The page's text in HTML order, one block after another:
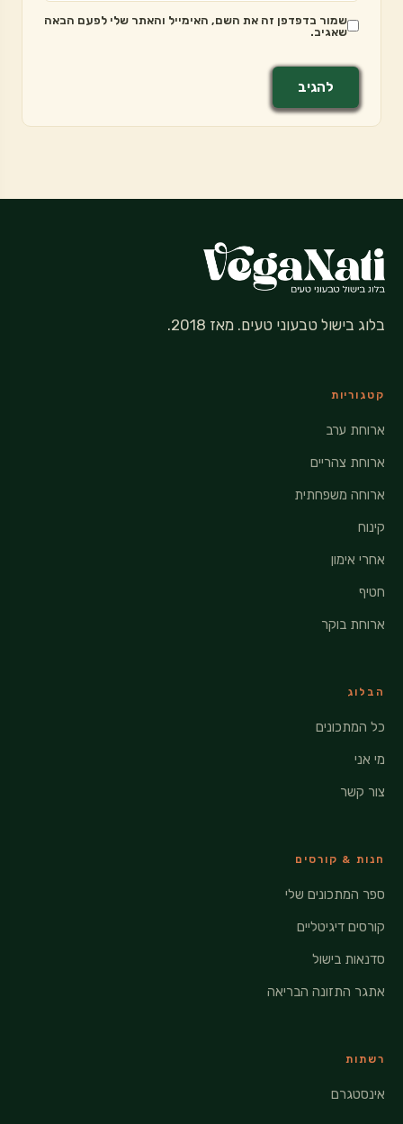
שמור בדפדפן זה את השם, האימייל והאתר שלי לפעם הבאה
שאגיב.
בלוג בישול טבעוני טעים. מאז 2018.
קטגוריות
ארוחת ערב
ארוחת צהריים
ארוחה משפחתית
קינוח
אחרי אימון
חטיף
ארוחת בוקר
הבלוג
כל המתכונים
מי אני
צור קשר
חנות & קורסים
ספר המתכונים שלי
קורסים דיגיטליים
סדנאות בישול
אתגר התזונה הבריאה
רשתות
אינסטגרם